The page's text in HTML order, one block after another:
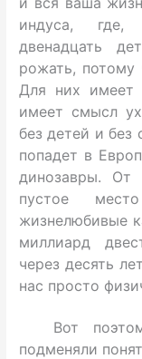
индуса, где,
двенадцать
рожать, потому
Для них имеет
имеет смысл
без детей и без
попадет в
динозавры. От
пустое
жизнелюбивые
миллиард
через десять
нас просто
Вот
подменяли